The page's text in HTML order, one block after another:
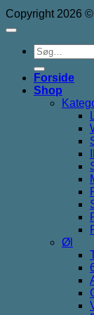
Copyright 2026 ©
Søg
efter:
Forside
Shop
Øl